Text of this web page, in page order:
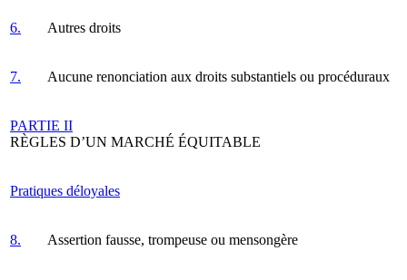
6. Autres droits
7. Aucune renonciation aux droits substantiels ou procéduraux
PARTIE II
RÈGLES D’UN MARCHÉ ÉQUITABLE
Pratiques déloyales
8. Assertion fausse, trompeuse ou mensongère